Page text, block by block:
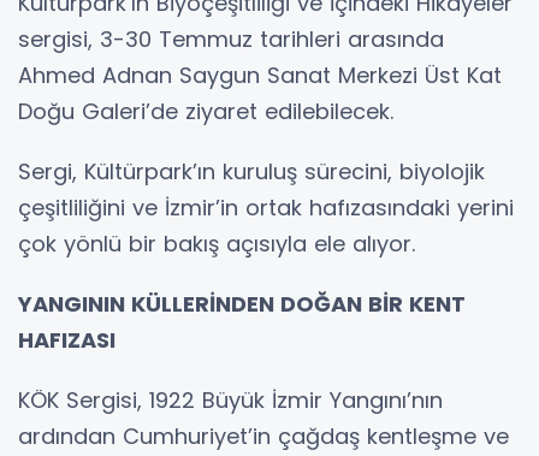
sergisi, 3-30 Temmuz tarihleri arasında
Ahmed Adnan Saygun Sanat Merkezi Üst Kat
Doğu Galeri’de ziyaret edilebilecek.
Sergi, Kültürpark’ın kuruluş sürecini, biyolojik
çeşitliliğini ve İzmir’in ortak hafızasındaki yerini
çok yönlü bir bakış açısıyla ele alıyor.
YANGININ KÜLLERİNDEN DOĞAN BİR KENT
HAFIZASI
KÖK Sergisi, 1922 Büyük İzmir Yangını’nın
ardından Cumhuriyet’in çağdaş kentleşme ve